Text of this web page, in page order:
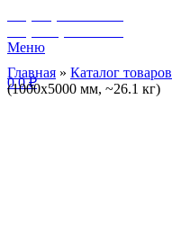
Меню
00₽
Главная » Каталог товаров
(1000х5000 мм, ~26.1 кг)